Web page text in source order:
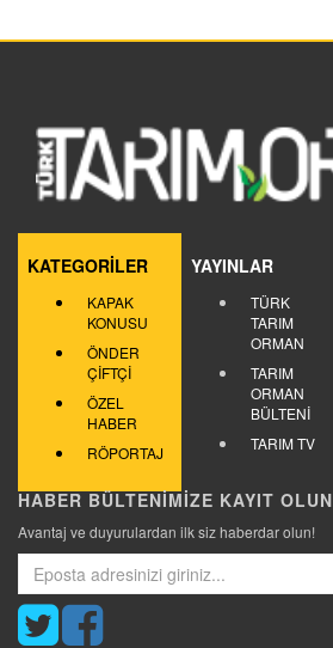
KATEGORİLER
KAPAK
KONUSU
ÖNDER
ÇİFTÇİ
ÖZEL
HABER
RÖPORTAJ
YAYINLAR
TÜRK
TARIM
ORMAN
TARIM
ORMAN
BÜLTENİ
TARIM TV
HABER BÜLTENİMİZE KAYIT OLUN
Avantaj ve duyurulardan ilk siz haberdar olun!